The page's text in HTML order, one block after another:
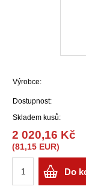
Výrobce:
Dostupnost:
Skladem kusů:
2 020,16 Kč
(81,15 EUR)
Do